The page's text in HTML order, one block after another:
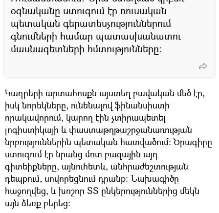
օգնականը ստուգում էր ռուսական
պետական գերատեսչություններում
գնումների համար պատասխանատու
մասնագետների հմտությունները։
Կադրերի արտահոսքն այստեղ բավական մեծ էր,
իսկ նորեկները, ունենալով ֆինանսիստի
որակավորում, կարող էին չտիրապետել
լոգիստիկայի և փաստաթղթաշրջանառության
նրբություններին պետական հատվածում։ Ծրագիրը
ստուգում էր նրանց մոտ բազային այդ
գիտեիքները, այնուհետև, անհրաժեշտության
դեպքում, սովորեցնում դրանք։ Նախագիծը
հաջողվեց, և խոշոր ՏՏ ընկերություններից մեկն
այն ձեռք բերեց։